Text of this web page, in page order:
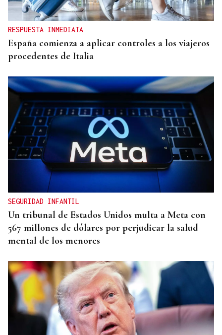
RESPUESTA INMEDIATA
España comienza a aplicar controles a los viajeros
procedentes de Italia
SEGURIDAD INFANTIL
Un tribunal de Estados Unidos multa a Meta con
567 millones de dólares por perjudicar la salud
mental de los menores